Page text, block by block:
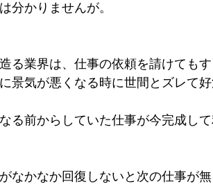
分かりませんが。
る業界は、仕事の依頼を請けても
景気が悪くなる時に世間とズレて
る前からしていた仕事が今完成し
なかなか回復しないと次の仕事が無